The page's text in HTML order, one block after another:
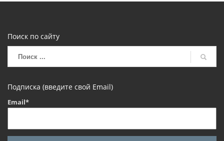
Поиск по сайту
Подписка (введите свой Email)
Email*